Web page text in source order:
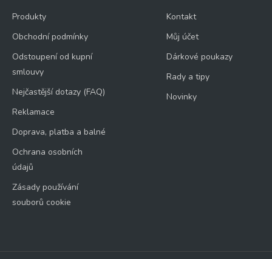
Produkty
Obchodní podmínky
Odstoupení od kupní
smlouvy
Nejčastější dotazy (FAQ)
Reklamace
Doprava, platba a balné
Ochrana osobních
údajů
Zásady používání
souborů cookie
Kontakt
Můj účet
Dárkové poukazy
Rady a tipy
Novinky